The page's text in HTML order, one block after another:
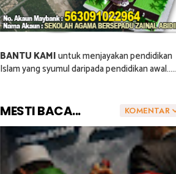
BANTU KAMIuntuk menjayakan pendidikan
Islam yang syumul daripada pendidikan awal.....
KOMENTAR
MESTI BACA...